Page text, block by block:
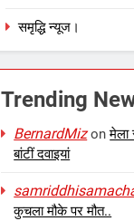
समृद्धि न्यूज।
Trending
BernardMizonमेला
बांटीं दवाइयां
कुचला मौके पर मौत..